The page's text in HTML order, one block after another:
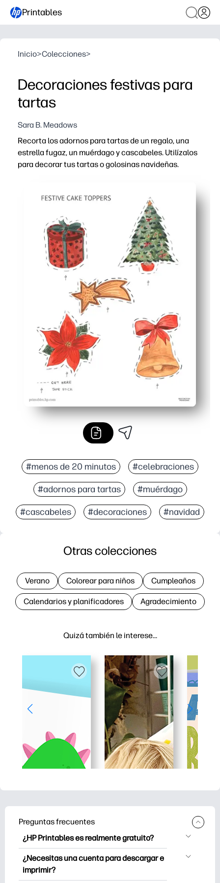
Printables
Inicio>Colecciones>
Decoraciones festivas para
tartas
Sara B. Meadows
Recorta los adornos para tartas de un regalo, una
estrella fugaz, un muérdago y cascabeles. Utilízalos
para decorar tus tartas o golosinas navideñas.
#menos de 20 minutos #celebraciones
#adornos para tartas #muérdago
#cascabeles #decoraciones #navidad
Quizá también le interese…
Otras colecciones
Verano Colorear para niños Cumpleaños
Calendarios y planificadores Agradecimiento
Preguntas frecuentes
¿HP Printables es realmente gratuito?
HP Printables ofrece más de 2500
imprimibles gratuitos para descargar e
imprimir. Explore páginas para colorear
¿Necesitas una cuenta para descargar e
imprimir?